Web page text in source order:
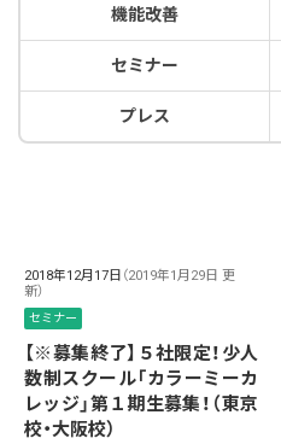
機能改善
セミナー
プレス
2018年12月17日 （2019年1月29日 更
新）
セミナー
【※募集終了】５社限定！少人
数制スクール「カラーミーカ
レッジ」第１期生募集！（東京
校・大阪校）